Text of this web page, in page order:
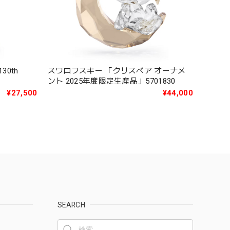
¥27,500
スワロフスキー 「クリスベア オーナメ
ント 2025年度限定生産品」5701830
¥44,000
SEARCH